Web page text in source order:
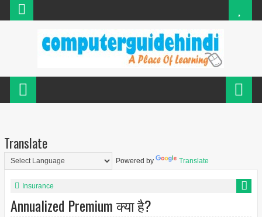
Translate
Powered by Translate
Insurance
Annualized Premium क्या है?